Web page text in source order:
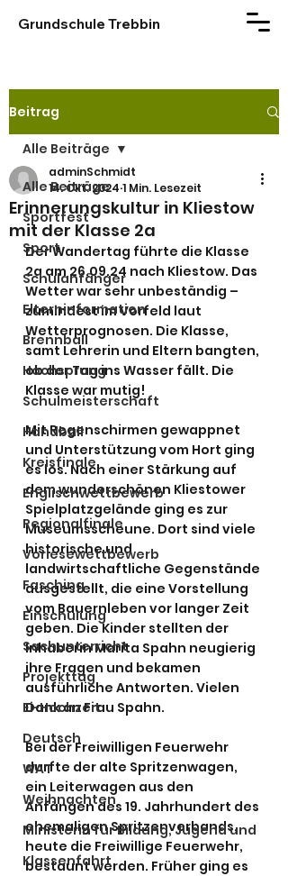
Grundschule Trebbin
Beitrag
Alle Beiträge
Sportfest
Sport
Schulanfänger
Elterninformation
Brennball
Hochsprung
Schulmeisterschaft
Handball
Kreisfinale
Englischwettbewerb
Regionalfinale
Vorlesewettbewerb
Fasching
Einschulung
Sachunterricht
Projekttag
Ei-Hochzeit
Deutsch
WAT
Weihnachten
Ministerin für Bildung, Jugend und
Klassenfahrt
Alle Beiträge
Erinnerungskultur in Kliestow
mit der Klasse 2a
adminSchmidt
14. Okt. 2024 1 Min. Lesezeit
Der Wandertag führte die Klasse
2a am 26.09.24 nach Kliestow. Das
Wetter war sehr unbeständig –
zumindest im Vorfeld laut
Wetterprognosen. Die Klasse,
samt Lehrerin und Eltern bangten,
ob der Tag ins Wasser fällt. Die
Klasse war mutig!
Mit Regenschirmen gewappnet
und Unterstützung vom Hort ging
es los. Nach einer Stärkung auf
dem wunderschönen Kliestower
Spielplatzgelände ging es zur
Museumsscheune. Dort sind viele
historische und
landwirtschaftliche Gegenstände
ausgestellt, die eine Vorstellung
vom Bauernleben vor langer Zeit
geben. Die Kinder stellten der
Inhaberin Marita Spahn neugierig
ihre Fragen und bekamen
ausführliche Antworten. Vielen
Dank an Frau Spahn.
Bei der Freiwilligen Feuerwehr
durfte der alte Spritzenwagen,
ein Leiterwagen aus den
Anfängen des 19. Jahrhundert des
ehemaligen Spritzenverbands,
heute die Freiwillige Feuerwehr,
bestaunt werden. Früher ging es